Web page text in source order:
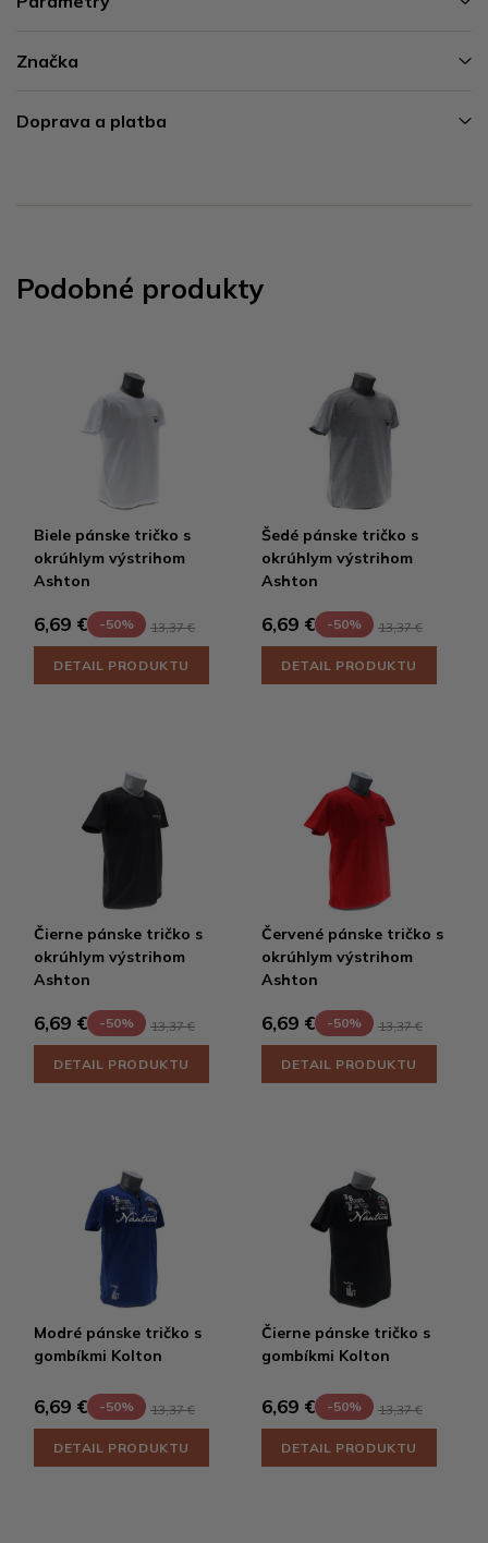
Značka
Doprava a platba
Podobné produkty
Biele pánske tričko s
okrúhlym výstrihom
Ashton
6,69 € -50% 13,37 €
DETAIL PRODUKTU
Šedé pánske tričko s
okrúhlym výstrihom
Ashton
6,69 € -50% 13,37 €
DETAIL PRODUKTU
Čierne pánske tričko s
okrúhlym výstrihom
Ashton
6,69 € -50% 13,37 €
DETAIL PRODUKTU
Červené pánske tričko s
okrúhlym výstrihom
Ashton
6,69 € -50% 13,37 €
DETAIL PRODUKTU
Modré pánske tričko s
gombíkmi Kolton
6,69 € -50% 13,37 €
DETAIL PRODUKTU
Čierne pánske tričko s
gombíkmi Kolton
6,69 € -50% 13,37 €
DETAIL PRODUKTU